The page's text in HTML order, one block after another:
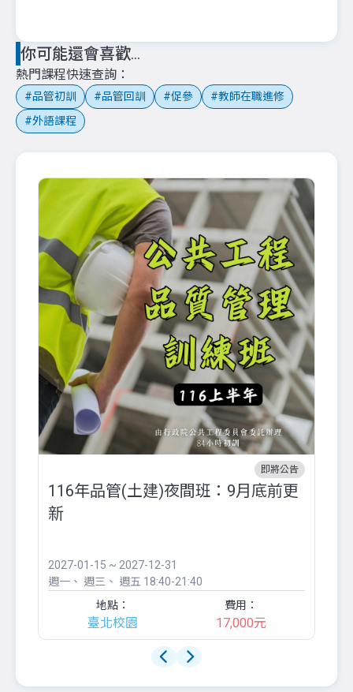
你可能還會喜歡...
熱門課程快速查詢
品管初訓 品管回訓 促參
教師在職進修
外語課程
即將公告
116年品管(土建)夜間班：9月底前更
新
2027-01-15 ~ 2027-12-31
週一
週三 週五 18:40-21:40
地點：
臺北校園
費用：
17,000元